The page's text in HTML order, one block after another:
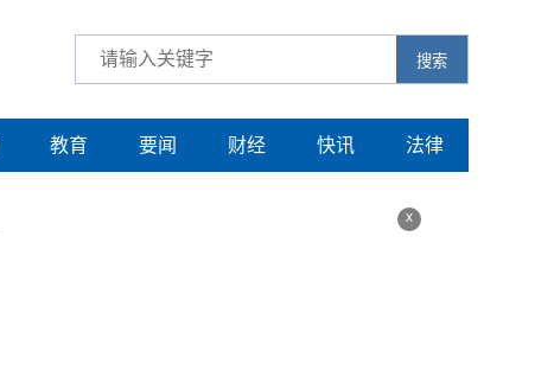
搜索
教育 要闻 财经 快讯 法律
x